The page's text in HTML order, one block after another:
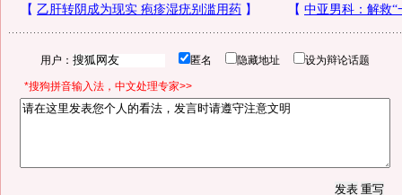
用户： 匿名 隐藏地址 设为辩论话题
*搜狗拼音输入法，中文处理专家>>